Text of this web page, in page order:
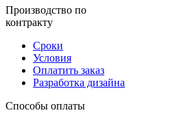
Производство по
контракту
Сроки
Условия
Оплатить заказ
Разработка дизайна
Способы оплаты